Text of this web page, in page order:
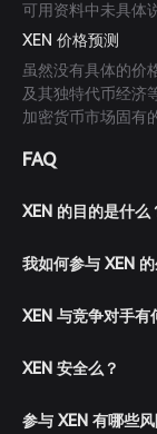
可用资料中未具体
XEN 价格预测
虽然没有具体的价
及其独特代币经济
加密货币市场固有
FAQ
XEN 的目的是什么
我如何参与 XEN
XEN 与竞争对手有
XEN 安全么？
参与 XEN 有哪些风